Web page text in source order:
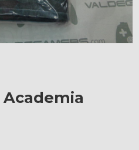
Academia